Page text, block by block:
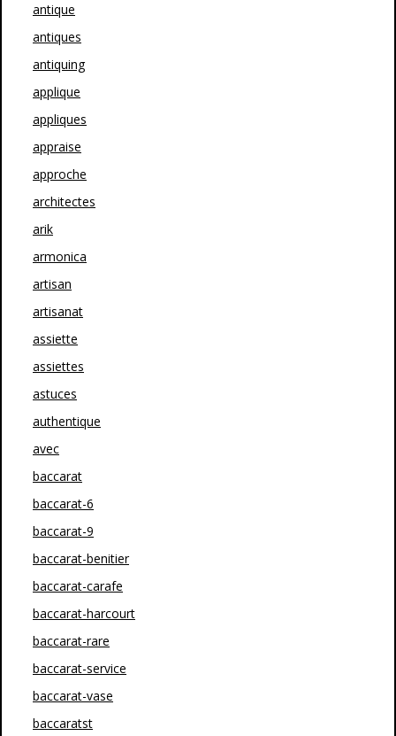
antique
antiques
antiquing
applique
appliques
appraise
approche
architectes
arik
armonica
artisan
artisanat
assiette
assiettes
astuces
authentique
avec
baccarat
baccarat-6
baccarat-9
baccarat-benitier
baccarat-carafe
baccarat-harcourt
baccarat-rare
baccarat-service
baccarat-vase
baccaratst